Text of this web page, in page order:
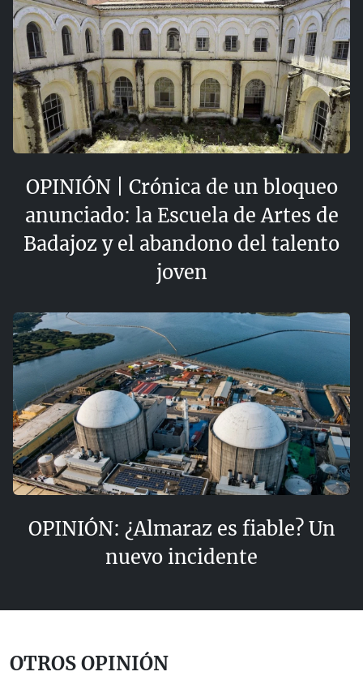
OPINIÓN | Crónica de un bloqueo
anunciado: la Escuela de Artes de
Badajoz y el abandono del talento
joven
OPINIÓN: ¿Almaraz es fiable? Un
nuevo incidente
OTROS OPINIÓN